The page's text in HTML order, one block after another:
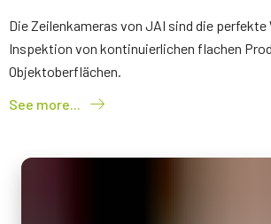
Die Zeilenkameras von JAI sind die perfekte
Inspektion von kontinuierlichen flachen
Objektoberflächen.
See more...